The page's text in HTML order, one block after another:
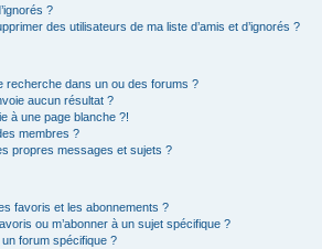
?
des utilisateurs de ma liste d’amis et d’ignorés ?
recherche dans un ou des forums ?
aucun résultat ?
à une page blanche ?!
membres ?
propres messages et sujets ?
favoris et les abonnements ?
ou m’abonner à un sujet spécifique ?
forum spécifique ?